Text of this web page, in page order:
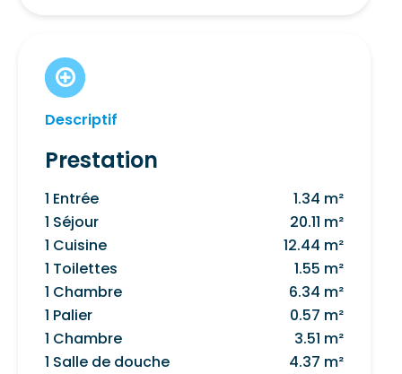
Descriptif
Prestation
1 Entrée
1.34 m²
1 Séjour
20.11 m²
1 Cuisine
12.44 m²
1 Toilettes
1.55 m²
1 Chambre
6.34 m²
1 Palier
0.57 m²
1 Chambre
3.51 m²
1 Salle de douche
4.37 m²